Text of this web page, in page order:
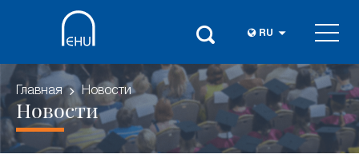
RU
Главная Новости
Новости